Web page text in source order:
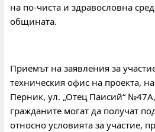
на по-чиста и здравословна
общината.
Приемът на заявления за
техническия офис на проекта,
Перник, ул. „Отец Паисий“
гражданите могат да получат
относно условията за участие,